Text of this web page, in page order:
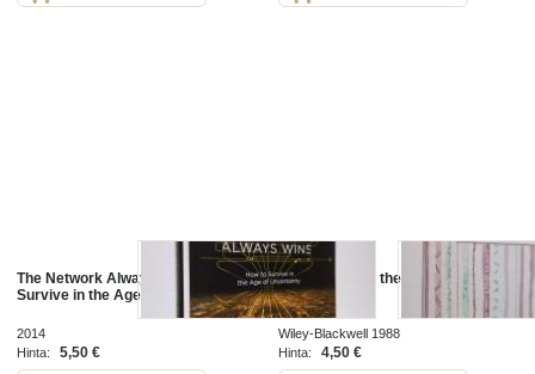
The Network Always Wins - How to
Survive in the Age of Uncertainty
2014
Hinta:
5,50 €
Not Always on the Level
Wiley-Blackwell 1988
Hinta:
4,50 €